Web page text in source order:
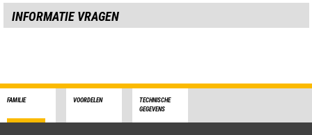
INFORMATIE VRAGEN
FAMILIE VOORDELEN
TECHNISCHE
GEGEVENS